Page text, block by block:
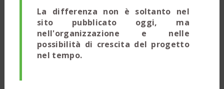
La differenza non è soltanto nel
sito pubblicato oggi, ma
nell'organizzazione e nelle
possibilità di crescita del progetto
nel tempo.